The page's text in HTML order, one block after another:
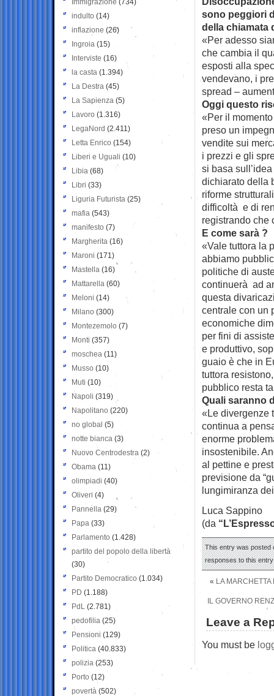
sono peggiori
della chiamata
«Per adesso
che cambia il
esposti alla
vendevano, i
spread –
Oggi questo
«Per il
preso un
vendite sui
i prezzi e gli
si basa
dichiarato della
riforme
difficoltà e di
registrando che
E come sarà ?
«Vale tuttora la
abbiamo
politiche di
continuerà ad
questa
centrale con un
economiche
per fini di
e produttivo,
guaio è che in
tuttora
pubblico resta
Quali saranno
«Le divergenze
continua a
enorme
insostenibile.
al pettine e
previsione da
lungimiranza
Luca Sappino
(da
This entry was posted
responses to this
« LA
IL GOVERNO
Leave a
You must be
Immigrazione (734)
indulto (14)
inflazione (26)
Ingroia (15)
Interviste (16)
la casta (1.394)
La Destra (45)
La Sapienza (5)
Lavoro (1.316)
LegaNord (2.411)
Letta Enrico (154)
Liberi e Uguali (10)
Libia (68)
Libri (33)
Liguria Futurista (25)
mafia (543)
manifesto (7)
Margherita (16)
Maroni (171)
Mastella (16)
Mattarella (60)
Meloni (14)
Milano (300)
Montezemolo (7)
Monti (357)
moschea (11)
Musso (10)
Muti (10)
Napoli (319)
Napolitano (220)
no global (5)
notte bianca (3)
Nuovo Centrodestra (2)
Obama (11)
olimpiadi (40)
Oliveri (4)
Pannella (29)
Papa (33)
Parlamento (1.428)
partito del popolo della libertà
(30)
Partito Democratico (1.034)
PD (1.188)
PdL (2.781)
pedofilia (25)
Pensioni (129)
Politica (40.833)
polizia (253)
Porto (12)
povertà (502)